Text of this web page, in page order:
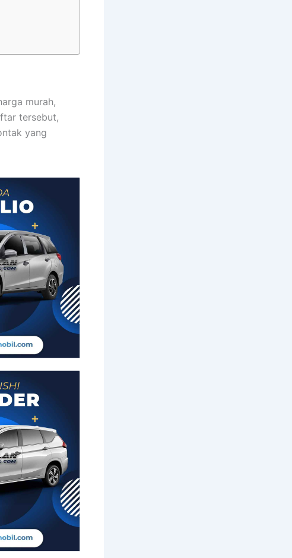
murah,
tersebut,
yang